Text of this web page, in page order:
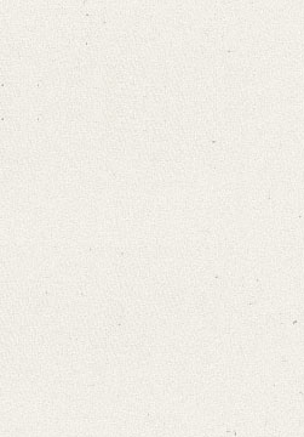
Format: 26,2 x 22,2 cm
Language